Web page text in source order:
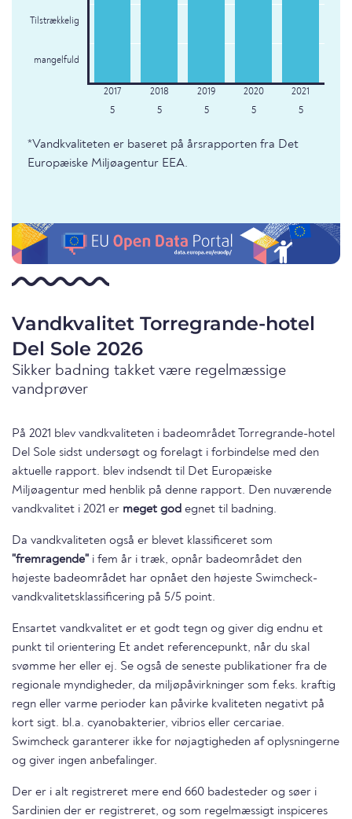
Tilstrækkelig
mangelfuld
5 5 5 5 5
*Vandkvaliteten er baseret på årsrapporten fra Det
Europæiske Miljøagentur EEA.
Vandkvalitet Torregrande-hotel
Del Sole 2026
Sikker badning takket være regelmæssige
vandprøver
På 2021 blev vandkvaliteten i badeområdet Torregrande-hotel
Del Sole sidst undersøgt og forelagt i forbindelse med den
aktuelle rapport. blev indsendt til Det Europæiske
Miljøagentur med henblik på denne rapport. Den nuværende
vandkvalitet i 2021 er meget god egnet til badning.
Da vandkvaliteten også er blevet klassificeret som
"fremragende" i fem år i træk, opnår badeområdet den
højeste badeområdet har opnået den højeste Swimcheck-
vandkvalitetsklassificering på 5/5 point.
Ensartet vandkvalitet er et godt tegn og giver dig endnu et
punkt til orientering Et andet referencepunkt, når du skal
svømme her eller ej. Se også de seneste publikationer fra de
regionale myndigheder, da miljøpåvirkninger som f.eks. kraftig
regn eller varme perioder kan påvirke kvaliteten negativt på
kort sigt. bl.a. cyanobakterier, vibrios eller cercariae.
Swimcheck garanterer ikke for nøjagtigheden af oplysningerne
og giver ingen anbefalinger.
Der er i alt registreret mere end 660 badesteder og søer i
Sardinien der er registreret, og som regelmæssigt inspiceres